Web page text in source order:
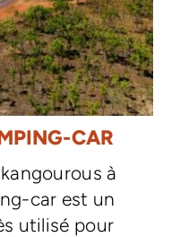
CAR
à
car est un
utilisé pour